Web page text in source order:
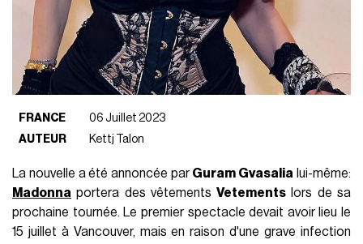
FRANCE
06 Juillet 2023
AUTEUR
Kettj Talon
La nouvelle a été annoncée parGuram Gvasalia lui-même:
Madonna portera des vêtementsVetements lors de sa
prochaine tournée. Le premier spectacle devait avoir lieu le
15 juillet à Vancouver, mais en raison d'une grave infection